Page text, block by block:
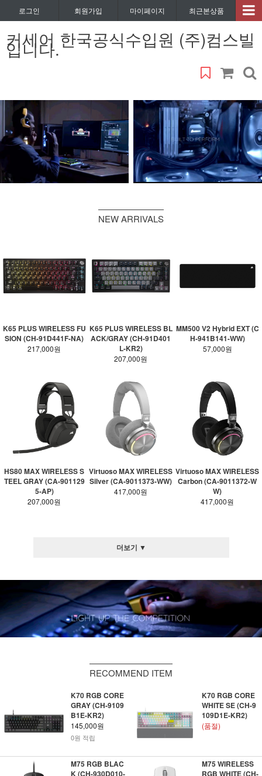
로그인 회원가입 마이페이지 최근본상품
커세어 한국공식수입원 (주)컴스빌
입니다.
NEW ARRIVALS
K65 PLUS WIRELESS FU
SION (CH-91D441F-NA)
217,000원
K65 PLUS WIRELESS BL
ACK/GRAY (CH-91D401
L-KR2)
207,000원
MM500 V2 Hybrid EXT (C
H-941B141-WW)
57,000원
HS80 MAX WIRELESS S
TEEL GRAY (CA-901129
5-AP)
207,000원
Virtuoso MAX WIRELESS
Silver (CA-9011373-WW)
417,000원
Virtuoso MAX WIRELESS
Carbon (CA-9011372-W
W)
417,000원
더보기 ▼
RECOMMEND ITEM
K70 RGB CORE
GRAY (CH-9109
B1E-KR2)
145,000원
0원 적립
K70 RGB CORE
WHITE SE (CH-9
109D1E-KR2)
(품절)
M75 RGB BLAC
K (CH-930D010-
M75 WIRELESS
RGB WHITE (CH-